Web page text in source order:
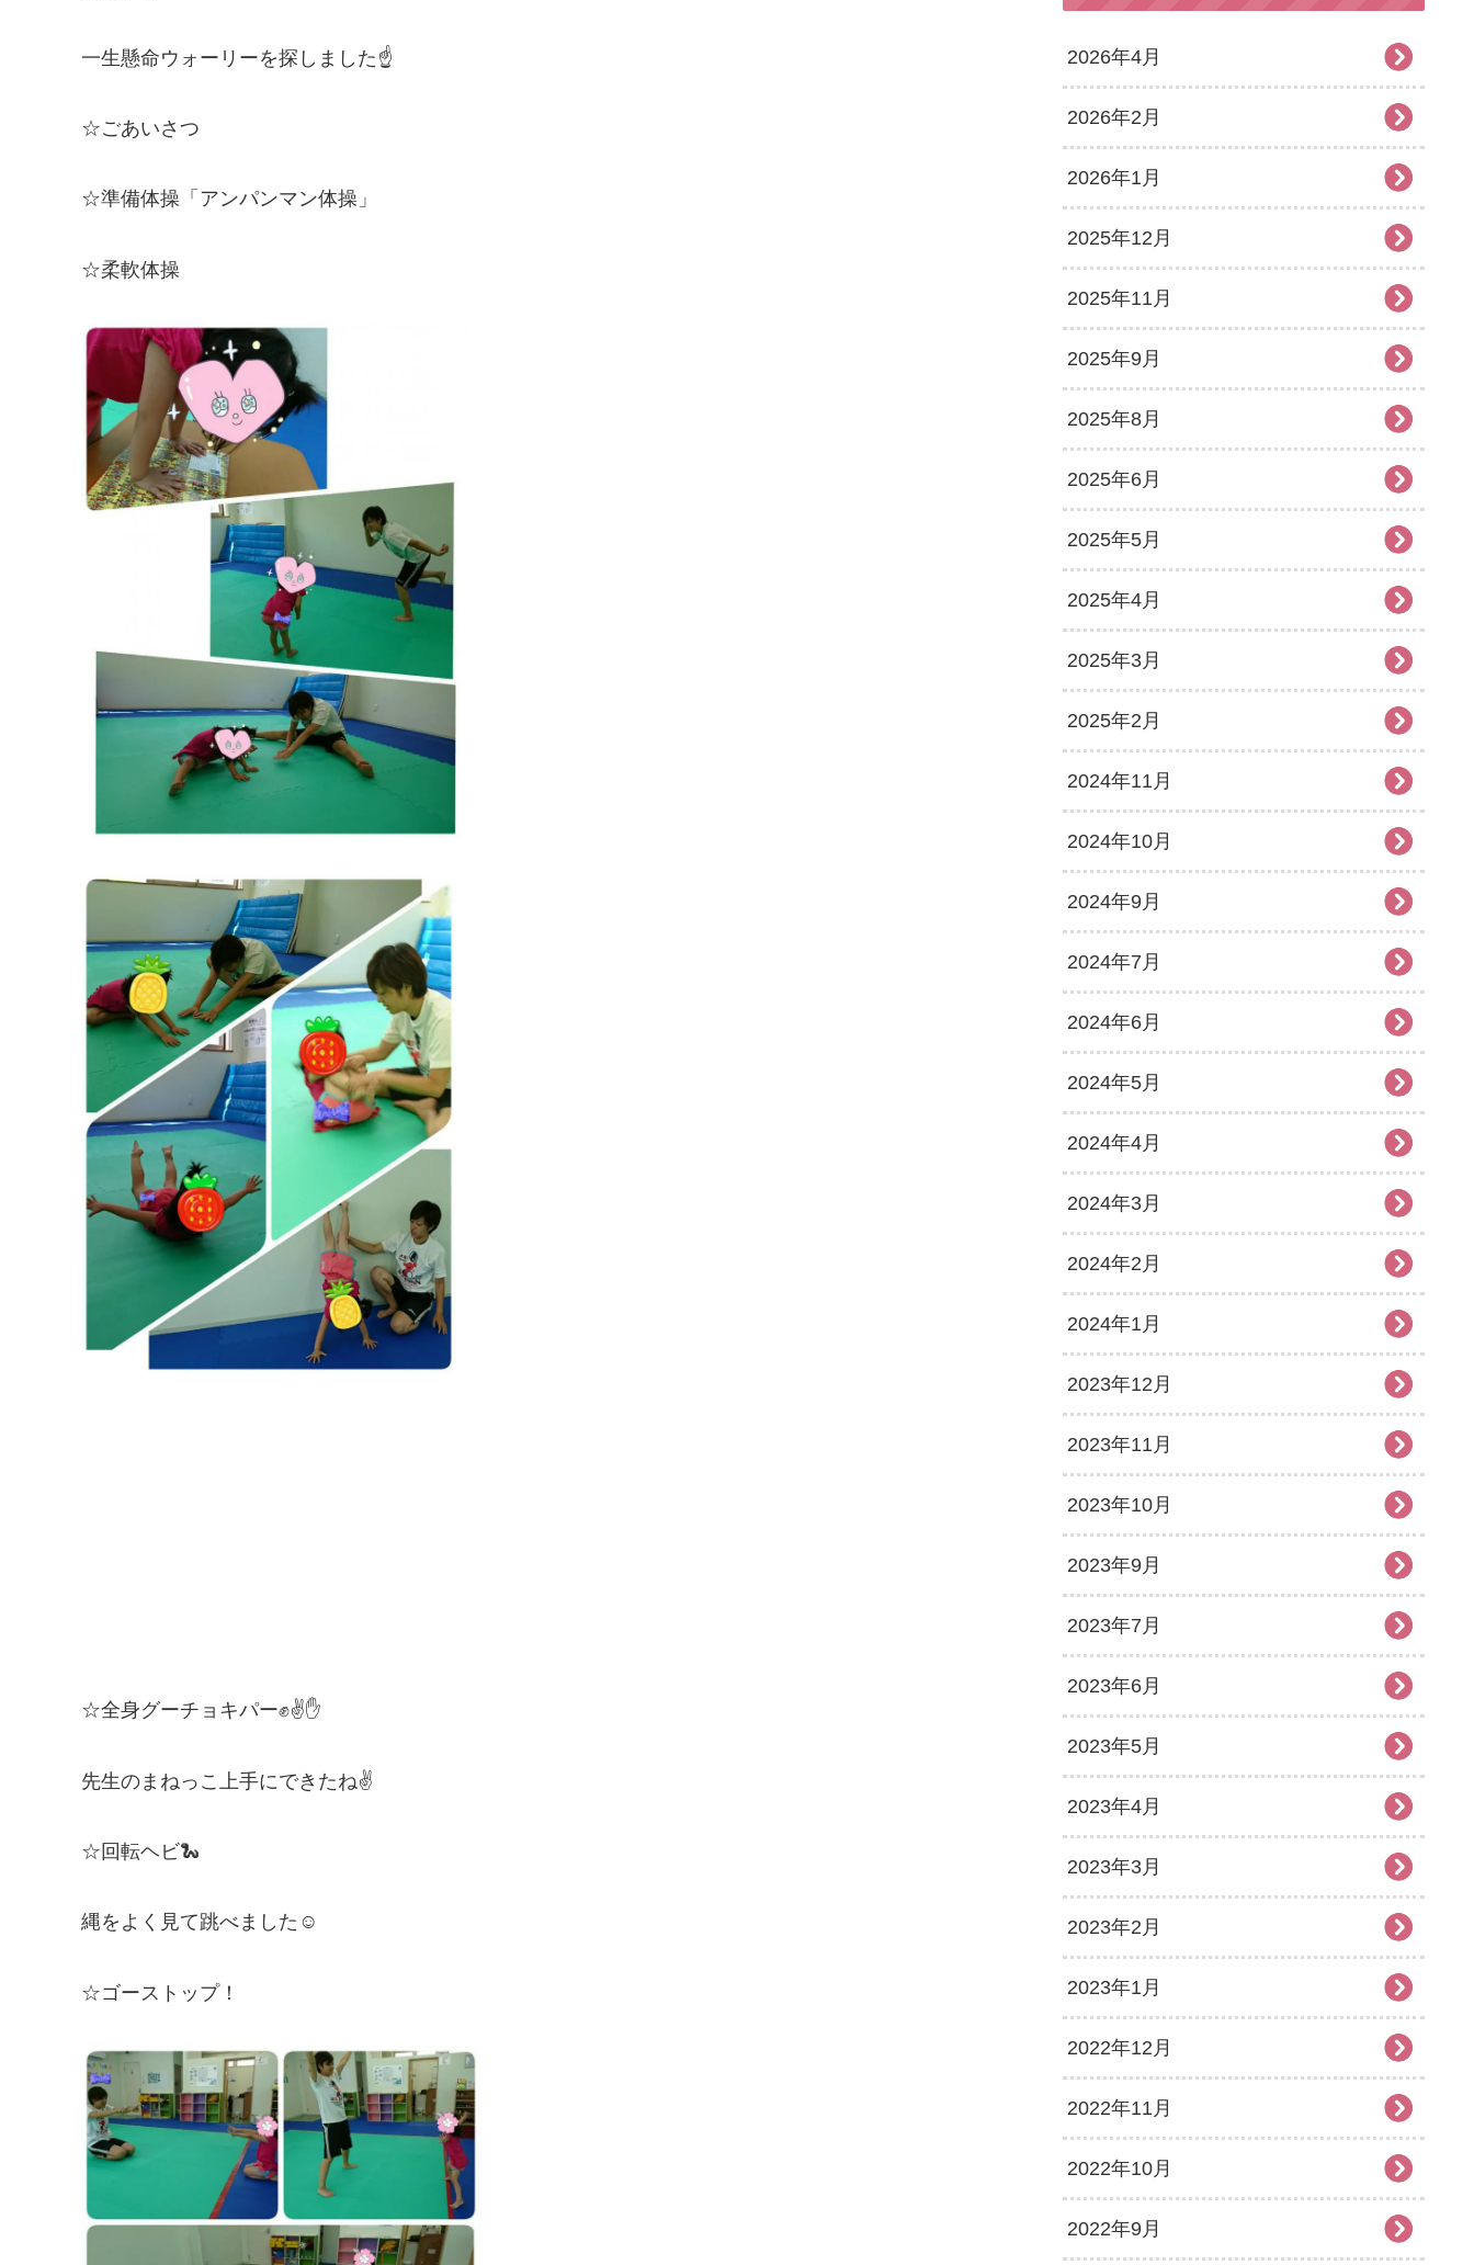
一生懸命ウォーリーを探しました☝
☆ごあいさつ
☆準備体操「アンパンマン体操」
☆柔軟体操
☆全身グーチョキパー✊✌✋
先生のまねっこ上手にできたね✌
☆回転ヘビ🐍
縄をよく見て跳べました☺
☆ゴーストップ！
2026年4月
2026年2月
2026年1月
2025年12月
2025年11月
2025年9月
2025年8月
2025年6月
2025年5月
2025年4月
2025年3月
2025年2月
2024年11月
2024年10月
2024年9月
2024年7月
2024年6月
2024年5月
2024年4月
2024年3月
2024年2月
2024年1月
2023年12月
2023年11月
2023年10月
2023年9月
2023年7月
2023年6月
2023年5月
2023年4月
2023年3月
2023年2月
2023年1月
2022年12月
2022年11月
2022年10月
2022年9月